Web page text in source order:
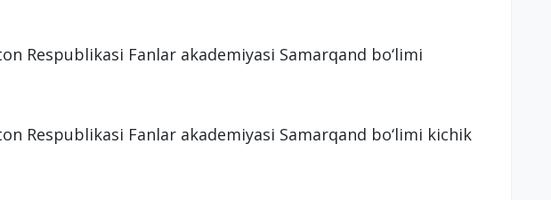
Respublikasi Fanlar akademiyasi Samarqand bo‘limi
Respublikasi Fanlar akademiyasi Samarqand bo‘limi kichik